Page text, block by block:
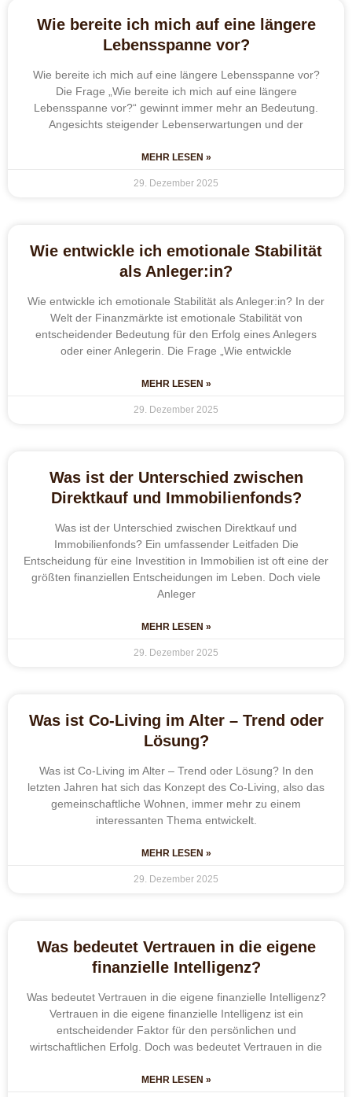
Wie bereite ich mich auf eine längere
Lebensspanne vor?
Wie bereite ich mich auf eine längere Lebensspanne vor?
Die Frage „Wie bereite ich mich auf eine längere
Lebensspanne vor?“ gewinnt immer mehr an Bedeutung.
Angesichts steigender Lebenserwartungen und der
MEHR LESEN »
29. Dezember 2025
Wie entwickle ich emotionale Stabilität
als Anleger:in?
Wie entwickle ich emotionale Stabilität als Anleger:in? In der
Welt der Finanzmärkte ist emotionale Stabilität von
entscheidender Bedeutung für den Erfolg eines Anlegers
oder einer Anlegerin. Die Frage „Wie entwickle
MEHR LESEN »
29. Dezember 2025
Was ist der Unterschied zwischen
Direktkauf und Immobilienfonds?
Was ist der Unterschied zwischen Direktkauf und
Immobilienfonds? Ein umfassender Leitfaden Die
Entscheidung für eine Investition in Immobilien ist oft eine der
größten finanziellen Entscheidungen im Leben. Doch viele
Anleger
MEHR LESEN »
29. Dezember 2025
Was ist Co-Living im Alter – Trend oder
Lösung?
Was ist Co-Living im Alter – Trend oder Lösung? In den
letzten Jahren hat sich das Konzept des Co-Living, also das
gemeinschaftliche Wohnen, immer mehr zu einem
interessanten Thema entwickelt.
MEHR LESEN »
29. Dezember 2025
Was bedeutet Vertrauen in die eigene
finanzielle Intelligenz?
Was bedeutet Vertrauen in die eigene finanzielle Intelligenz?
Vertrauen in die eigene finanzielle Intelligenz ist ein
entscheidender Faktor für den persönlichen und
wirtschaftlichen Erfolg. Doch was bedeutet Vertrauen in die
MEHR LESEN »